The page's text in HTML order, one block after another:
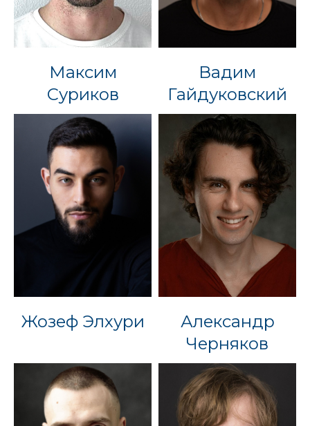
Максим
Суриков
Вадим
Гайдуковский
Жозеф Элхури
Александр
Черняков